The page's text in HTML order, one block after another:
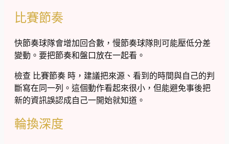
比賽節奏
快節奏球隊會增加回合數，慢節奏球隊則可能壓低分差
變動。要把節奏和盤口放在一起看。
檢查 比賽節奏 時，建議把來源、看到的時間與自己的判
斷寫在同一列。這個動作看起來很小，但能避免事後把
新的資訊誤認成自己一開始就知道。
輪換深度